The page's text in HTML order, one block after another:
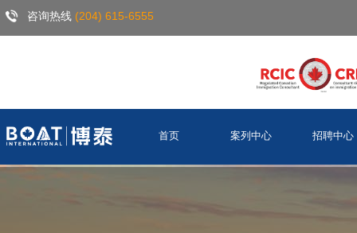
咨询热线 (204) 615-6555
首页 案列中心 招聘中心